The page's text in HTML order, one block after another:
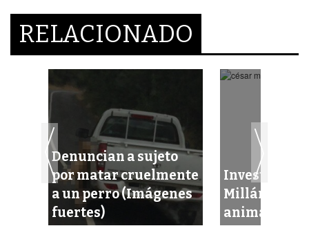
RELACIONADO
Denuncian a sujeto
por matar cruelmente
a un perro (Imágenes
fuertes)
Investigan a
Millán ¡por
animal!